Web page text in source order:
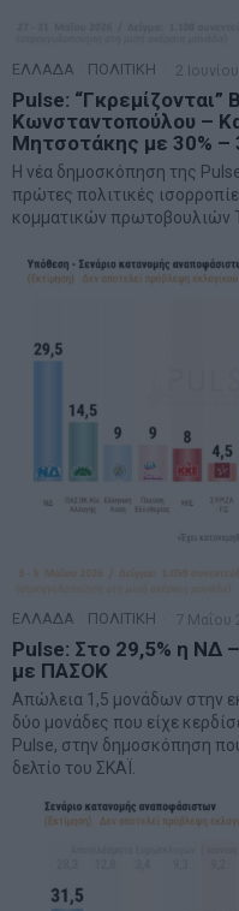
ΕΛΛΑΔΑ ΠΟΛΙΤΙΚΗ 2
Pulse: “Γκρεμίζονται”
Κωνσταντοπούλου –
Μητσοτάκης με 30%
Η νέα δημοσκόπηση της
πρώτες πολιτικές
κομματικών πρωτοβουλιών
ΕΛΛΑΔΑ ΠΟΛΙΤΙΚΗ 7 Μαΐου
Pulse: Στο 29,5% η ΝΔ
με ΠΑΣΟΚ
Απώλεια 1,5 μονάδων στην
δύο μονάδες που είχε
Pulse, στην δημοσκόπηση
δελτίο του ΣKΑΪ.